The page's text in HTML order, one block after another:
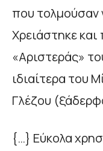
που τολµούσαν
Χρειάστηκε
«Αριστεράς»
ιδιαίτερα του
Γλέζου
{…} Εύκολα